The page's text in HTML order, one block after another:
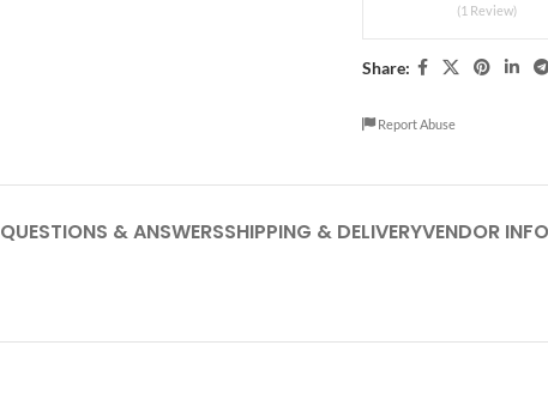
(1 Review)
Share:
Report Abuse
QUESTIONS & ANSWERSSHIPPING & DELIVERYVENDOR INFO